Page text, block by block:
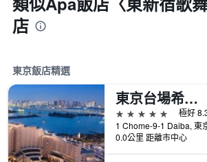
店
東京飯店精選
東京台場希爾頓酒店
5星級
極好
0.0公里 距離市中心